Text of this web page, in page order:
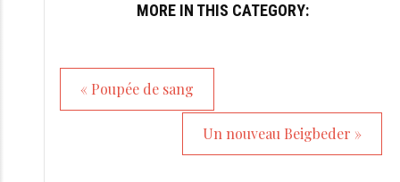
MORE IN THIS CATEGORY:
« Poupée de sang
Un nouveau Beigbeder »